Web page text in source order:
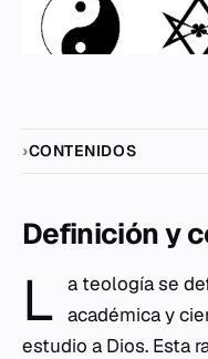
CONTENIDOS
Definición y
L a teología se
académica y
estudio a Dios. Esta